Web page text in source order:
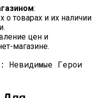
:
о товарах и их наличии
цен и
магазине.
Невидимые Герои